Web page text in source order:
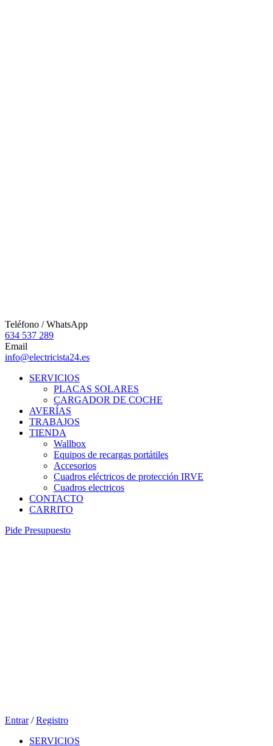
Teléfono / WhatsApp
634 537 289
Email
info@electricista24.es
SERVICIOS
PLACAS SOLARES
CARGADOR DE COCHE
AVERÍAS
TRABAJOS
TIENDA
Wallbox
Equipos de recargas portátiles
Accesorios
Cuadros eléctricos de protección IRVE
Cuadros electricos
CONTACTO
CARRITO
Pide Presupuesto
Entrar / Registro
SERVICIOS